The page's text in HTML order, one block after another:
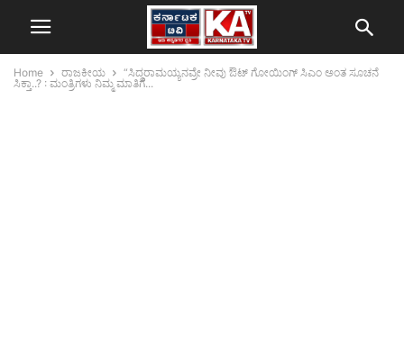
Home ರಾಜಕೀಯ
“ಸಿದ್ದರಾಮಯ್ಯನವ್ರೇ ನೀವು ಔಟ್‌ ಗೋಯಿಂಗ್‌‌ ಸಿಎಂ ಅಂತ ಸೂಚನೆ
ಸಿಕ್ತಾ..? : ಮಂತ್ರಿಗಳು ನಿಮ್ಮ ಮಾತಿಗೆ...